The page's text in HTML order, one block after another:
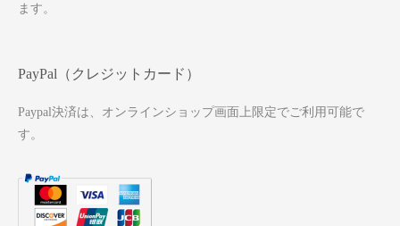
ます。
PayPal（クレジットカード）
Paypal決済は、オンラインショップ画面上限定でご利用可能で
す。